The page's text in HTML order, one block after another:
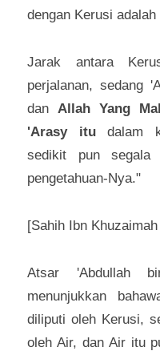
dengan Kerusi
Jarak antara
perjalanan, sedang
dan Allah Yang
'Arasy itu dalam
sedikit pun segala
pengetahuan-Nya."
[Sahih Ibn
Atsar 'Abdullah
menunjukkan
diliputi oleh Kerusi,
oleh Air, dan Air itu